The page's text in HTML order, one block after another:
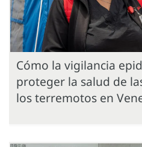
Cómo la vigilancia
proteger la salud de
los terremotos en